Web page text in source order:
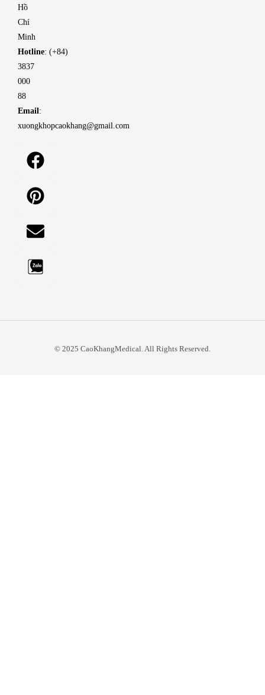
Hồ
Chí
Minh
Hotline: (+84)
3837
000
88
Email:
xuongkhopcaokhang@gmail.com
© 2025 CaoKhangMedical. All Rights Reserved.